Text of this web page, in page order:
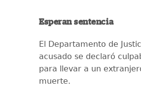
Esperan sentencia
El Departamento de
acusado se declaró
para llevar a un
muerte.